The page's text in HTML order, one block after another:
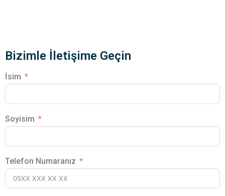
Bizimle İletişime Geçin
İsim
Soyisim
Telefon Numaranız